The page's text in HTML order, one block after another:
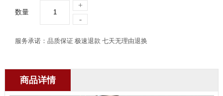
数量
-
+
服务承诺：品质保证 极速退款 七天无理由退换
商品详情